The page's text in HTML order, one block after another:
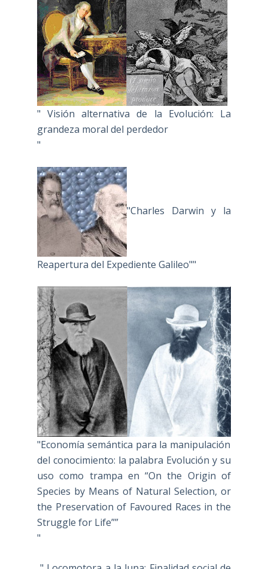
" Visión alternativa de la Evolución: La
grandeza moral del perdedor
"
"Charles Darwin y la
Reapertura del Expediente Galileo""
"Economía semántica para la manipulación
del conocimiento: la palabra Evolución y su
uso como trampa en “On the Origin of
Species by Means of Natural Selection, or
the Preservation of Favoured Races in the
Struggle for Life””
"